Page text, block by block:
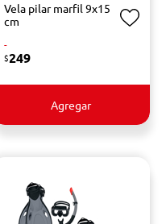
Vela pilar marfil 9x15
cm
-
$249
Agregar